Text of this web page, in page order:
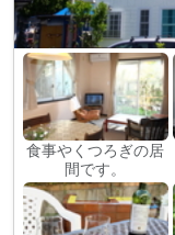
食事やくつろぎの居
間です。